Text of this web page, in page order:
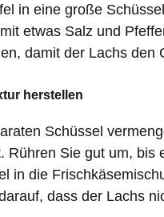
in eine große
etwas Salz und
damit der Lachs den
herstellen
Schüssel
Rühren Sie gut um, bis
in die
dass der Lachs